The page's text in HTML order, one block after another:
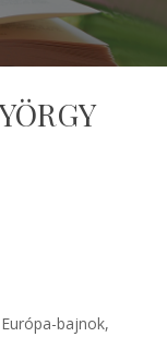
bajnok,